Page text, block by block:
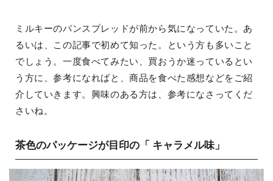
ミルキーのパンスプレッドが前から気になっていた。あ
るいは、この記事で初めて知った。という方も多いこと
でしょう。一度食べてみたい、買おうか迷っているとい
う方に、参考になればと、商品を食べた感想などをご紹
介していきます。興味のある方は、参考になさってくだ
さいね。
茶色のパッケージが目印の「 キャラメル味」